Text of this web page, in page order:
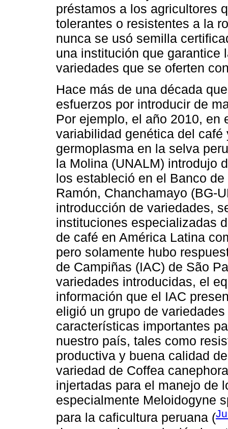
préstamos a los agricultores
tolerantes o resistentes a la
nunca se usó semilla
una institución que garantice
variedades que se oferten
Hace más de una década
esfuerzos por introducir de
Por ejemplo, el año 2010, en
variabilidad genética del
germoplasma en la selva
la Molina (UNALM) introdujo
los estableció en el Banco
Ramón, Chanchamayo (BG-
introducción de variedades,
instituciones especializadas
de café en América Latina
pero solamente hubo
de Campiñas (IAC) de São
variedades introducidas, el
información que el IAC
eligió un grupo de
características importantes
nuestro país, tales como
productiva y buena calidad
variedad de Coffea
injertadas para el manejo de
especialmente Meloidogyne
para la caficultura peruana (